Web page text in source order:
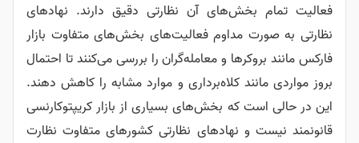
فعالیت تمام بخش‌های آن نظارتی دقیق دارند. نهادهای
نظارتی به صورت مداوم فعالیت‌های بخش‌های متفاوت بازار
فارکس مانند بروکرها و معامله‌گران را بررسی می‌کنند تا احتمال
بروز مواردی مانند کلاه‌برداری و موارد مشابه را کاهش دهند.
این در حالی است که بخش‌های بسیاری از بازار کریپتوکارنسی
قانونمند نیست و نهادهای نظارتی کشورهای متفاوت نظارت